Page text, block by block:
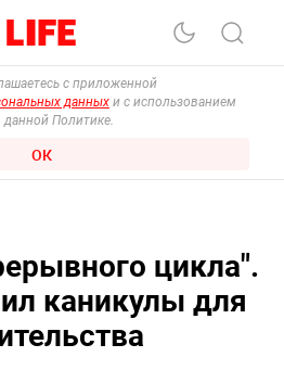
с приложенной
данных и с использованием
Политике.
ОК
цикла".
каникулы для